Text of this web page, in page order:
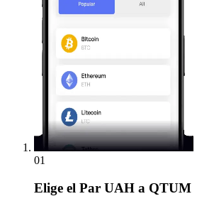
01
Elige el Par UAH a QTUM